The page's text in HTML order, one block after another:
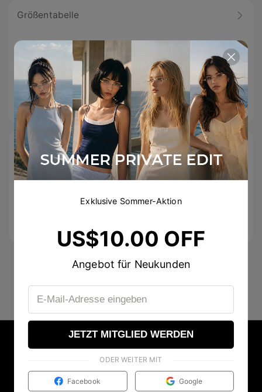
Größentabelle
Spezifikationen
Tipps & Pflegehinweise
Beschreibung
Free Shipping
Einfache
100% sicherer
Exklusive Sommer-Aktion
US$10.00 OFF
Angebot für Neukunden
JETZT MITGLIED WERDEN
ODER WEITER MIT
Facebook Google